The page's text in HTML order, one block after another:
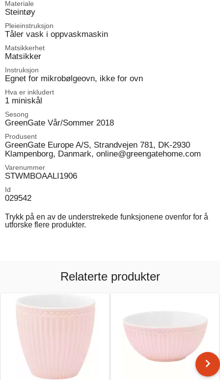
Materiale
Steintøy
Pleieinstruksjon
Tåler vask i oppvaskmaskin
Matsikkerhet
Matsikker
Instruksjon
Egnet for mikrobølgeovn, ikke for ovn
Hva er inkludert
1 miniskål
Sesong
GreenGate Vår/Sommer 2018
Produsent
GreenGate Europe A/S, Strandvejen 781, DK-2930
Klampenborg, Danmark, online@greengatehome.com
Varenummer
STWMBOAALI1906
Id
029542
Trykk på en av de understrekede funksjonene ovenfor for å
utforske flere produkter.
Relaterte produkter